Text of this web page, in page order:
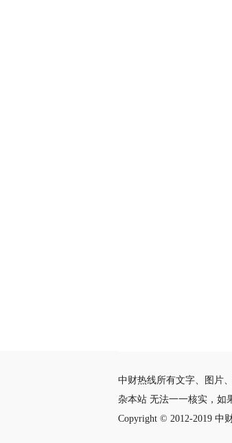
中财热线所有文字、图片
杂本站 无法一一核实，如
Copyright © 2012-2019 中